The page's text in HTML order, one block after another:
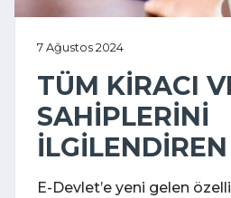
7 Ağustos 2024
TÜM KİRACI
SAHİPLERİNİ
E-Devlet’e yeni gelen